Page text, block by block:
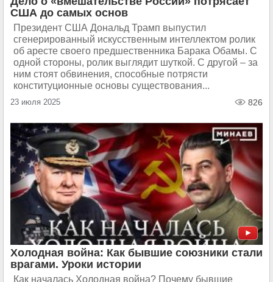
США до самых основ
Президент США Дональд Трамп выпустил
сгенерированный искусственным интеллектом ролик
об аресте своего предшественника Барака Обамы. С
одной стороны, ролик выглядит шуткой. С другой – за
ним стоят обвинения, способные потрясти
конституционные основы существования...
23 июля 2025 826
Холодная война: Как бывшие союзники стали
врагами. Уроки истории
Как началась Холодная война? Почему бывшие